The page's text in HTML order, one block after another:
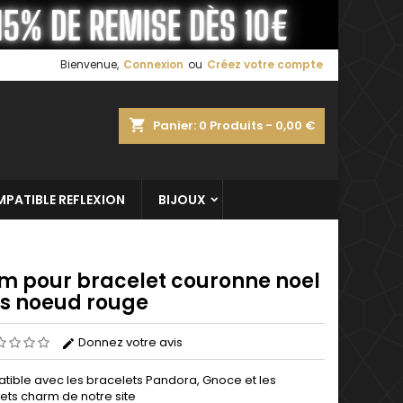
Bienvenue, Connexion ou Créez votre compte
shopping_cart Panier: 0 Produits - 0,00 €
REFLEXION BIJOUX
pour bracelet couronne noel
noeud rouge
Donnez votre avis
avec les bracelets Pandora, Gnoce et les
charm de notre site